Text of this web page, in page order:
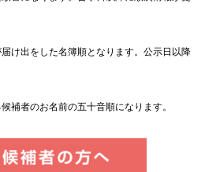
け出をした名簿順となります。公示日以降
補者のお名前の五十音順になります。